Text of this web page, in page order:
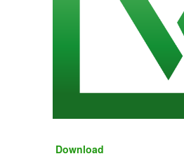
Download